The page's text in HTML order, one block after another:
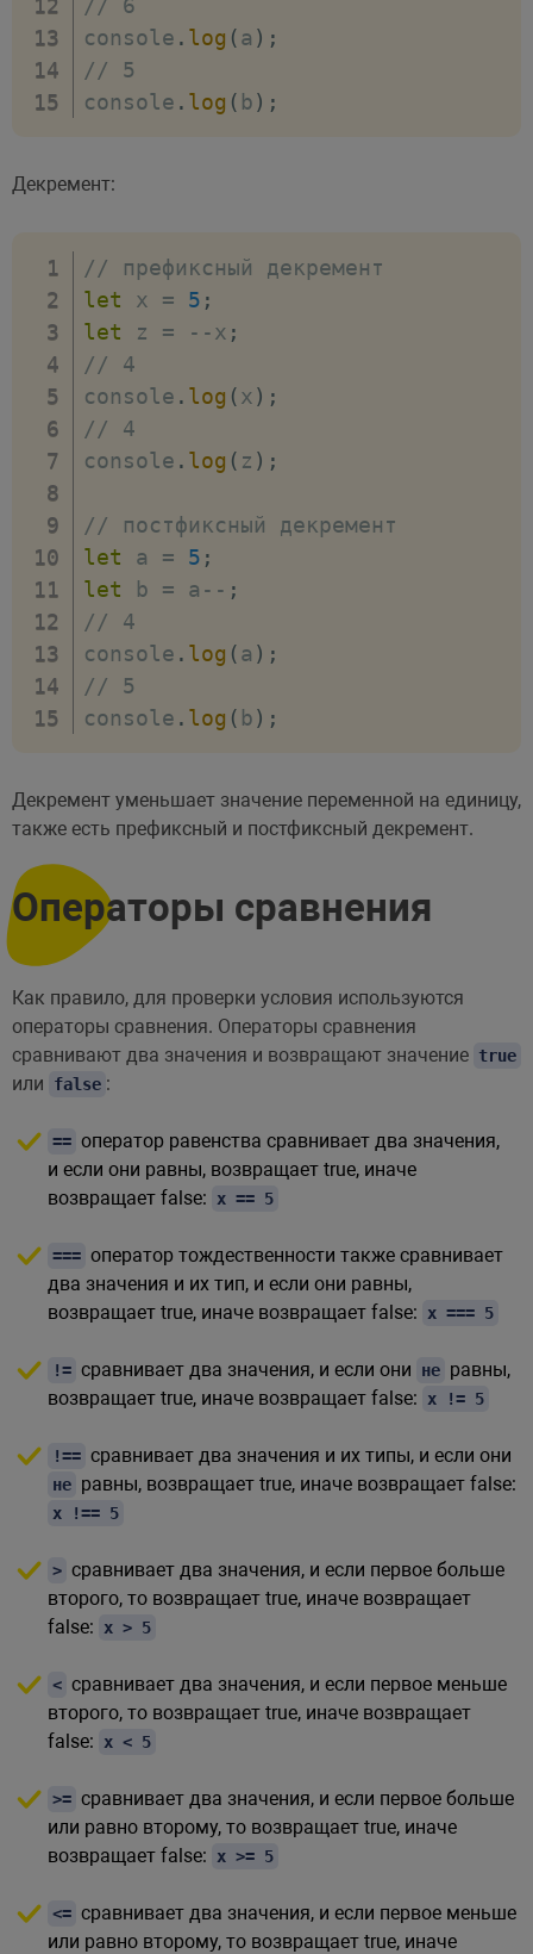
console . log (a ) ;
// 5
console . log ( b) ;
Декремент:
// префиксный декремент
let x = 5 ;
let z = --x ;
// 4
console . log (x) ;
// 4
console . log ( z ) ;
// постфиксный декремент
let a = 5 ;
let b = a -- ;
// 4
console . log (a ) ;
// 5
console . log ( b) ;
Декремент уменьшает значение переменной на единицу,
также есть префиксный и постфиксный декремент.
Операторы сравнения
Как правило, для проверки условия используются
операторы сравнения. Операторы сравнения
сравнивают два значения и возвращают значение true
или false :
== оператор равенства сравнивает два значения,
и если они равны, возвращает true, иначе
возвращает false:
x == 5
=== оператор тождественности также сравнивает
два значения и их тип, и если они равны,
возвращает true, иначе возвращает false:
x === 5
!= сравнивает два значения, и если они не равны,
возвращает true, иначе возвращает false:
x != 5
!== сравнивает два значения и их типы, и если они
не равны, возвращает true, иначе возвращает false:
x !== 5
> сравнивает два значения, и если первое больше
второго, то возвращает true, иначе возвращает
false:
x > 5
< сравнивает два значения, и если первое меньше
второго, то возвращает true, иначе возвращает
false:
x < 5
>= сравнивает два значения, и если первое больше
или равно второму, то возвращает true, иначе
возвращает false:
x >= 5
<= сравнивает два значения, и если первое меньше
или равно второму, то возвращает true, иначе